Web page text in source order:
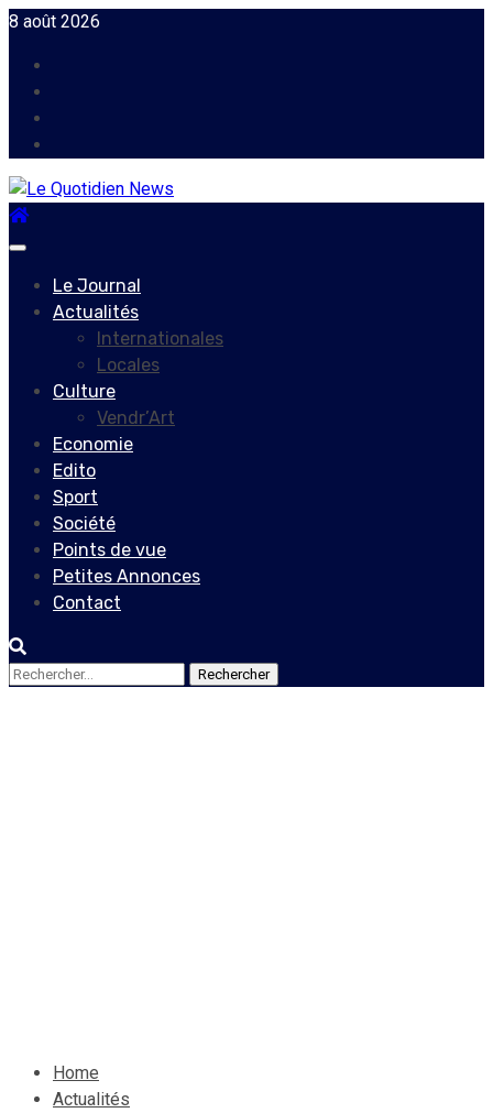
Skip
content
8 août 2026
Primary
Le Journal
Actualités
Internationales
Locales
Culture
Vendr’Art
Economie
Edito
Sport
Société
Points de vue
Petites Annonces
Contact
Rechercher :
Home
Actualités